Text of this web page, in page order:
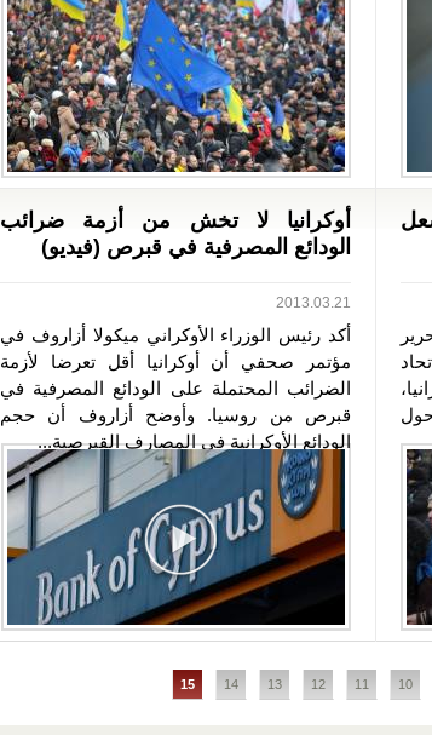
أوكرانيا لا تخش من أزمة ضرائب
الودائع المصرفية في قبرص (فيديو)
2013.03.21
أكد رئيس الوزراء الأوكراني ميكولا أزاروف في
مؤتمر صحفي أن أوكرانيا أقل تعرضا لأزمة
الضرائب المحتملة على الودائع المصرفية في
قبرص من روسيا. وأوضح أزاروف أن حجم
الودائع الأوكرانية في المصارف القبرصية...
10
11
12
13
14
15